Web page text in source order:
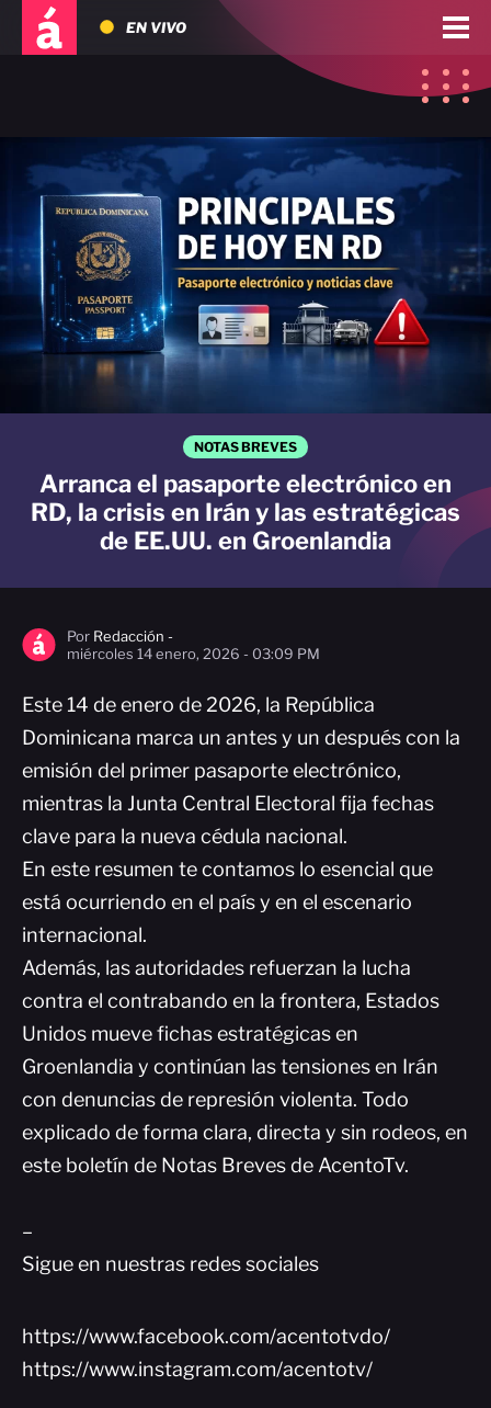
EN VIVO
NOTAS BREVES
Arranca el pasaporte electrónico en
RD, la crisis en Irán y las estratégicas
de EE.UU. en Groenlandia
Por Redacción -
miércoles 14 enero, 2026 - 03:09 PM
Este 14 de enero de 2026, la República
Dominicana marca un antes y un después con la
emisión del primer pasaporte electrónico,
mientras la Junta Central Electoral fija fechas
clave para la nueva cédula nacional.
En este resumen te contamos lo esencial que
está ocurriendo en el país y en el escenario
internacional.
Además, las autoridades refuerzan la lucha
contra el contrabando en la frontera, Estados
Unidos mueve fichas estratégicas en
Groenlandia y continúan las tensiones en Irán
con denuncias de represión violenta. Todo
explicado de forma clara, directa y sin rodeos, en
este boletín de Notas Breves de AcentoTv.
–
Sigue en nuestras redes sociales
https://www.facebook.com/acentotvdo/
https://www.instagram.com/acentotv/